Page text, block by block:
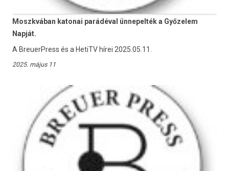
Moszkvában katonai parádéval ünnepelték a Győzelem
Napját.
A BreuerPress és a HetiTV hírei 2025.05.11.
2025. május 11